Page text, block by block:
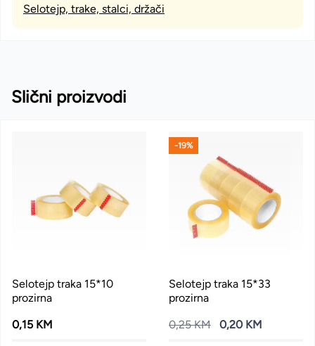
Selotejp, trake, stalci, držači
Slični proizvodi
Selotejp traka 15*10
prozirna
0,15 KM
Selotejp traka 15*33
prozirna
0,25 KM
0,20 KM
-19%